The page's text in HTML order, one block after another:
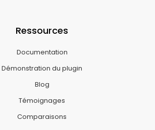
Ressources
Documentation
Démonstration du plugin
Blog
Témoignages
Comparaisons